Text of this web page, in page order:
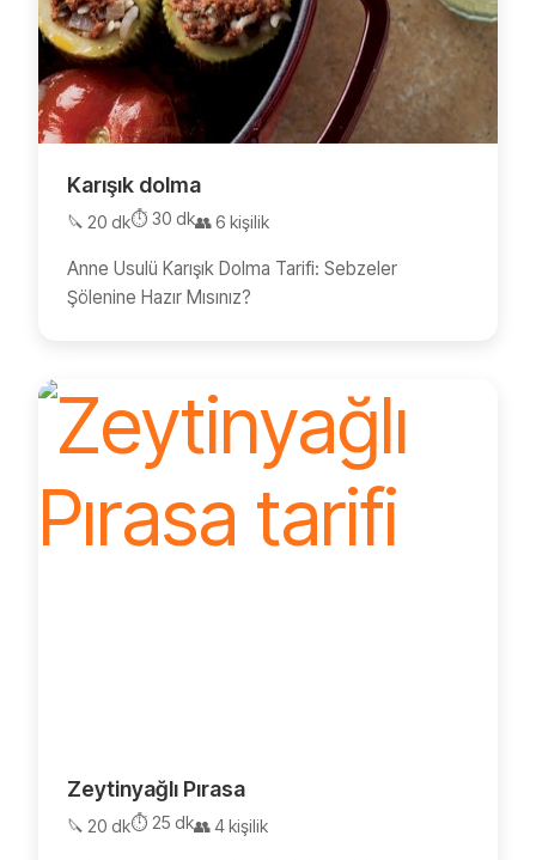
Karışık dolma
🔪 20 dk⏱️ 30 dk👥 6 kişilik
Anne Usulü Karışık Dolma Tarifi: Sebzeler
Şölenine Hazır Mısınız?
Zeytinyağlı Pırasa
🔪 20 dk⏱️ 25 dk👥 4 kişilik